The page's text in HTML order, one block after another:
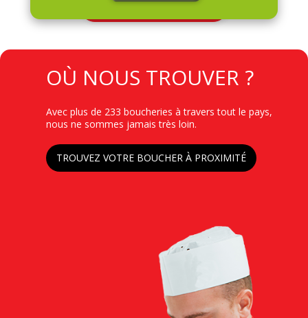
Toutes nos promotions
TITRE
OÙ NOUS TROUVER ?
Contenu
Avec plus de 233 boucheries à travers tout le pays,
nous ne sommes jamais très loin.
TROUVEZ VOTRE BOUCHER À PROXIMITÉ